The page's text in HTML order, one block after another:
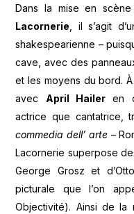
Dans la mise en
Lacornerie, il s’agit
shakespearienne –
cave, avec des
et les moyens du bord.
avec April Hailer en
actrice que cantatrice,
commedia dell’ arte–
Lacornerie superpose
George Grosz et
picturale que l’on
Objectivité). Ainsi de